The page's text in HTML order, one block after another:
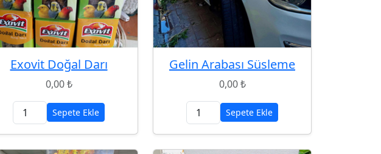
Exovit Doğal Darı
0,00 ₺
Sepete Ekle
Gelin Arabası Süsleme
0,00 ₺
Sepete Ekle